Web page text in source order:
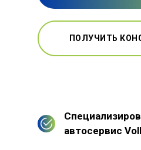
ПОЛУЧИТЬ
автосервис